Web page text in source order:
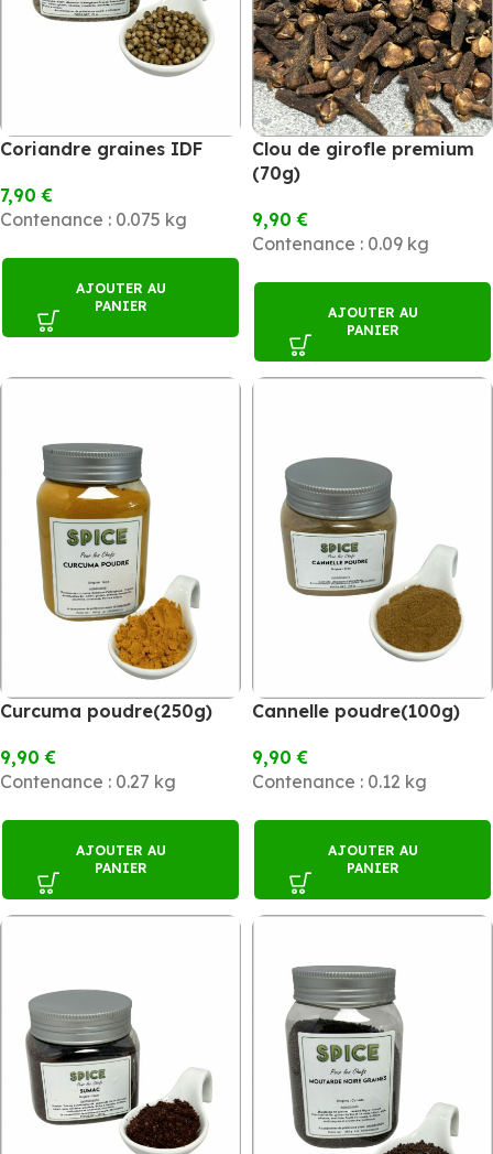
Coriandre graines IDF
7,90€
Contenance : 0.075 kg
AJOUTER AU
PANIER
Clou de girofle premium
(70g)
9,90€
Contenance : 0.09 kg
AJOUTER AU
PANIER
Curcuma poudre(250g)
9,90€
Contenance : 0.27 kg
AJOUTER AU
PANIER
Cannelle poudre(100g)
9,90€
Contenance : 0.12 kg
AJOUTER AU
PANIER